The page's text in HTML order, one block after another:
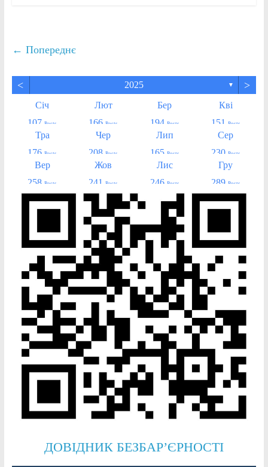
← Попереднє
< 2025 ▼ >
Січ
107 Posts
Лют
166 Posts
Бер
194 Posts
Кві
151
Posts
Тра
176 Posts
Чер
208 Posts
Лип
165 Posts
Сер
230 Posts
Вер
258 Posts
Жов
241
Posts
Лис
246 Posts
Гру
289 Posts
ДОВІДНИК БЕЗБАР’ЄРНОСТІ